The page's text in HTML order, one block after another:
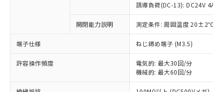
誘導負荷(DC-13): DC24V 4A/
開閉能力説明 測定条件: 周囲温度 20±2℃、
端子仕様 ねじ締め端子 (M3.5)
許容操作頻度
電気的: 最大30回/分
機械的: 最大60回/分
以下の条件をお読みいただき、同意のうえ
本サービスは、当社制御機器事業取扱
商品の当社在庫状況および標準価格
(税抜)を提供させていただくもので
対応予定なし：EU RoHS指令（10物質）の
非含有に非対応の商品で、対応品を出す予
調査・確認中：EU RoHS指令（10物質）の
非含有の対応状況を調査中または確認中の
商品です。
害物質有無と関係のない商品です。
「○」：最大均質材料含有率が中国RoHSの
基準値以下であることを示します。